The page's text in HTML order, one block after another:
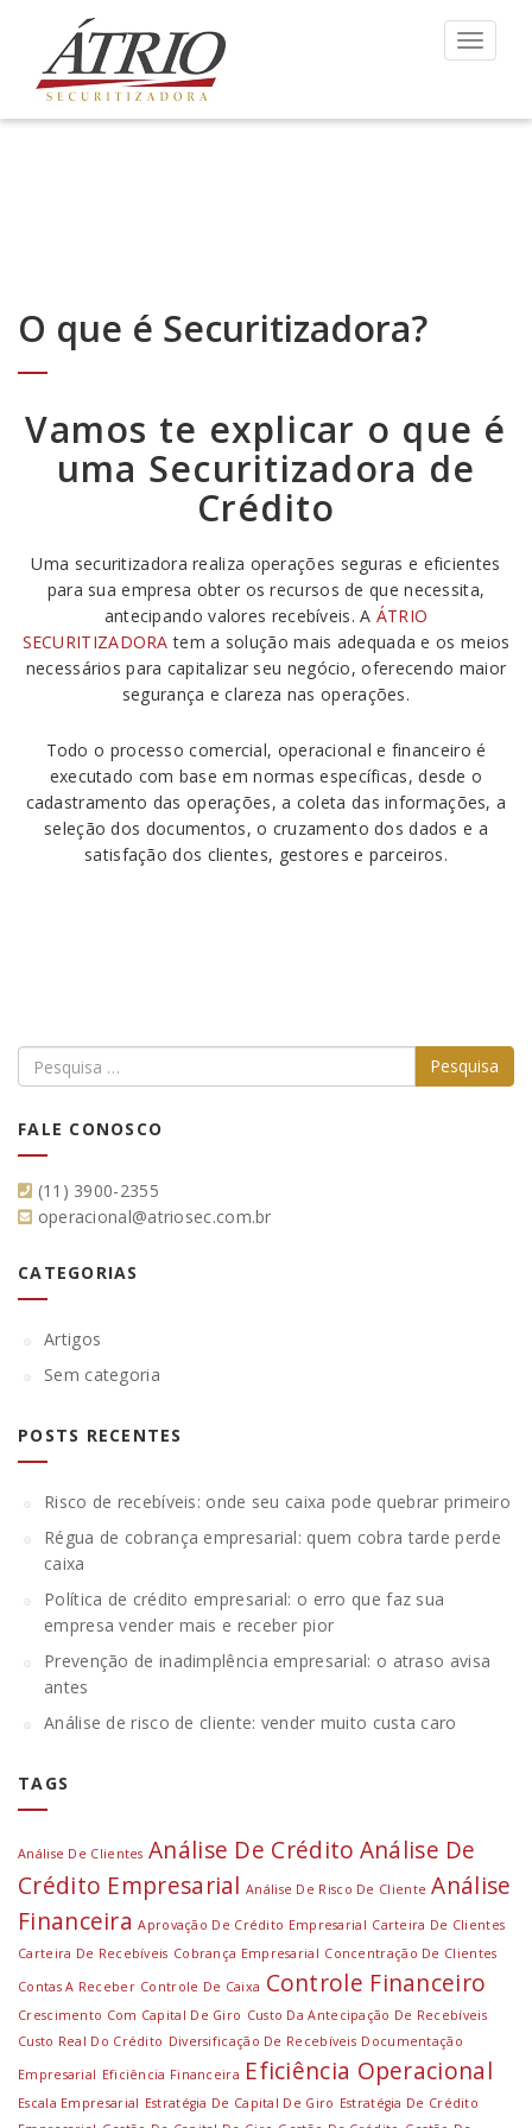
Toggle
O que é Securitizadora?
Vamos te explicar o que é
uma Securitizadora de
Crédito
Uma securitizadora realiza operações seguras e eficientes
para sua empresa obter os recursos de que necessita,
antecipando valores recebíveis. A ÁTRIO
SECURITIZADORA tem a solução mais adequada e os meios
necessários para capitalizar seu negócio, oferecendo maior
segurança e clareza nas operações.
Todo o processo comercial, operacional e financeiro é
executado com base em normas específicas, desde o
cadastramento das operações, a coleta das informações, a
seleção dos documentos, o cruzamento dos dados e a
satisfação dos clientes, gestores e parceiros.
FALE CONOSCO
(11) 3900-2355
operacional@atriosec.com.br
CATEGORIAS
Artigos
Sem categoria
POSTS RECENTES
Risco de recebíveis: onde seu caixa pode quebrar primeiro
Régua de cobrança empresarial: quem cobra tarde perde
caixa
Política de crédito empresarial: o erro que faz sua
empresa vender mais e receber pior
Prevenção de inadimplência empresarial: o atraso avisa
antes
Análise de risco de cliente: vender muito custa caro
TAGS
Análise De Clientes Análise De Crédito Análise De
Crédito Empresarial Análise De Risco De Cliente Análise
Financeira Aprovação De Crédito Empresarial Carteira De Clientes
Carteira De Recebíveis Cobrança Empresarial Concentração De Clientes
Contas A Receber Controle De Caixa Controle Financeiro
Crescimento Com Capital De Giro Custo Da Antecipação De Recebíveis
Custo Real Do Crédito Diversificação De Recebíveis Documentação
Empresarial Eficiência Financeira Eficiência Operacional
Escala Empresarial Estratégia De Capital De Giro Estratégia De Crédito